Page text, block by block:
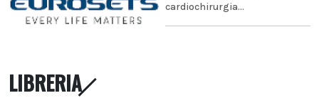
cardiochirurgia...
LIBRERIA